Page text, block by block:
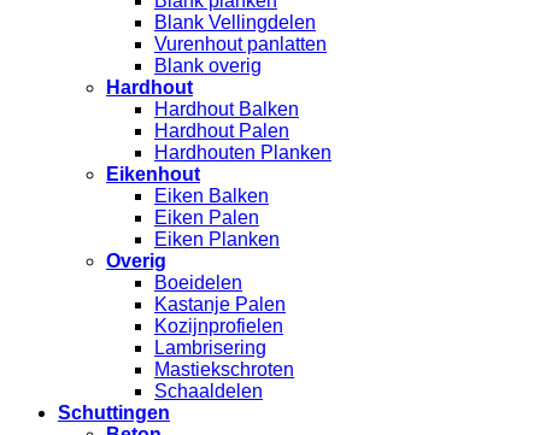
Blank Vellingdelen
Vurenhout panlatten
Blank overig
Hardhout
Hardhout Balken
Hardhout Palen
Hardhouten Planken
Eikenhout
Eiken Balken
Eiken Palen
Eiken Planken
Overig
Boeidelen
Kastanje Palen
Kozijnprofielen
Lambrisering
Mastiekschroten
Schaaldelen
Schuttingen